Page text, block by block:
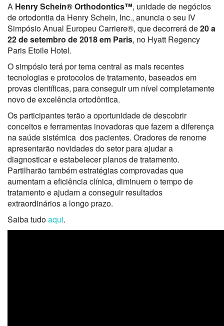
A Henry Schein® Orthodontics™, unidade de negócios
de ortodontia da Henry Schein, Inc., anuncia o seu IV
Simpósio Anual Europeu Carriere®, que decorrerá de20 a
22 de setembro de 2018 em Paris, no Hyatt Regency
Paris Etoile Hotel.
O simpósio terá por tema central as mais recentes
tecnologias e protocolos de tratamento, baseados em
provas científicas, para conseguir um nível completamente
novo de excelência ortodôntica.
Os participantes terão a oportunidade de descobrir
conceitos e ferramentas inovadoras que fazem a diferença
na saúde sistémica dos pacientes. Oradores de renome
apresentarão novidades do setor para ajudar a
diagnosticar e estabelecer planos de tratamento.
Partilharão também estratégias comprovadas que
aumentam a eficiência clínica, diminuem o tempo de
tratamento e ajudam a conseguir resultados
extraordinários a longo prazo.
Saiba tudoaqui.